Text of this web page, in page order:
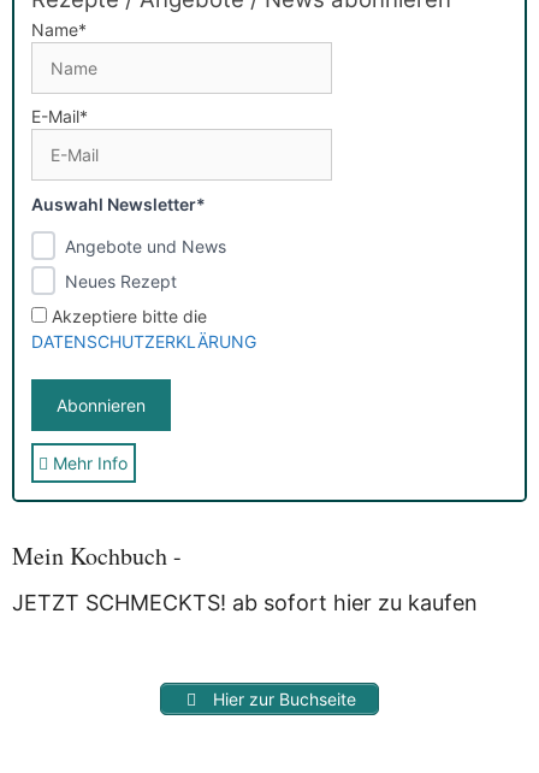
Name*
E-Mail*
Auswahl Newsletter*
Angebote und News
Neues Rezept
Akzeptiere bitte die
DATENSCHUTZERKLÄRUNG
Sie erhalten nach der Anmeldung eine E-Mail, in der Sie um
Speicherung und Verarbeitung Deiner Daten durch
Myfoodstory einverstanden. Deine Daten werden
Dritte weitergegeben und dienen nur für diesen Service!
Mehr Info
Mein Kochbuch -
JETZT SCHMECKTS! ab sofort hier zu kaufen
Hier zur Buchseite